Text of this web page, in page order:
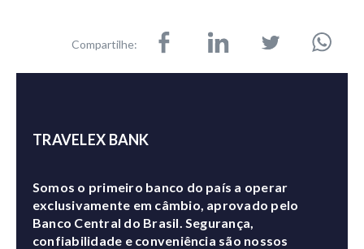
Compartilhe:
TRAVELEX BANK
Somos o primeiro banco do país a operar
exclusivamente em câmbio, aprovado pelo
Banco Central do Brasil. Segurança,
confiabilidade e conveniência são nossos